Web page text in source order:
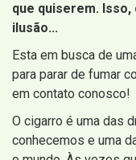
que quiserem.
ilusão...
Esta em busca de
para parar de fumar
em contato conosco!
O cigarro é uma das
conhecemos e uma